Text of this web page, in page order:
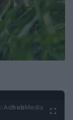
AdhubMedia